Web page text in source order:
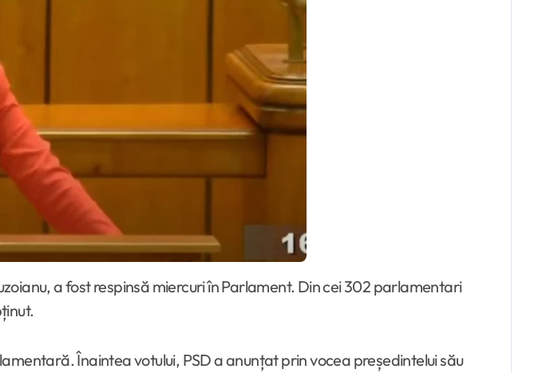
Înaintea votului, PSD a anunțat prin vocea președintelui său